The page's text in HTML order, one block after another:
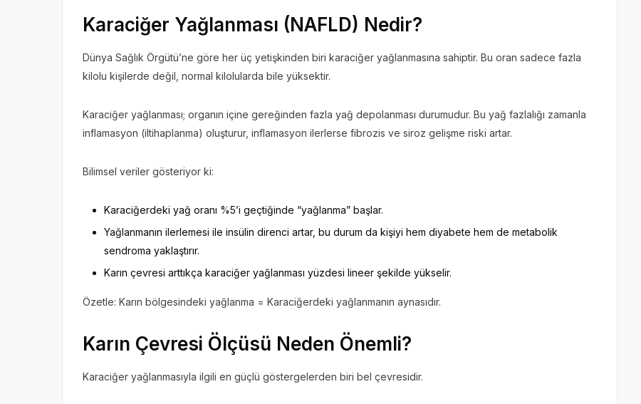
Karaciğer Yağlanması (NAFLD) Nedir?
Dünya Sağlık Örgütü’ne göre her üç yetişkinden biri karaciğer yağlanmasına sahiptir. Bu oran sadece fazla
kilolu kişilerde değil, normal kilolularda bile yüksektir.
Karaciğer yağlanması; organın içine gereğinden fazla yağ depolanması durumudur. Bu yağ fazlalığı zamanla
inflamasyon (iltihaplanma) oluşturur, inflamasyon ilerlerse fibrozis ve siroz gelişme riski artar.
Bilimsel veriler gösteriyor ki:
Karaciğerdeki yağ oranı %5’i geçtiğinde “yağlanma” başlar.
Yağlanmanın ilerlemesi ile insülin direnci artar, bu durum da kişiyi hem diyabete hem de metabolik
sendroma yaklaştırır.
Karın çevresi arttıkça karaciğer yağlanması yüzdesi lineer şekilde yükselir.
Özetle: Karın bölgesindeki yağlanma = Karaciğerdeki yağlanmanın aynasıdır.
Karın Çevresi Ölçüsü Neden Önemli?
Karaciğer yağlanmasıyla ilgili en güçlü göstergelerden biri bel çevresidir.